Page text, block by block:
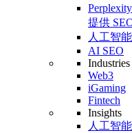
提供
人工智
AI SEO
Industries
Web3
iGaming
Fintech
Insights
人工智